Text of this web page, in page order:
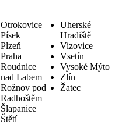
Otrokovice
Písek
Plzeň
Praha
Roudnice
nad Labem
Rožnov pod
Radhoštěm
Šlapanice
Štětí
Uherské
Hradiště
Vizovice
Vsetín
Vysoké Mýto
Zlín
Žatec